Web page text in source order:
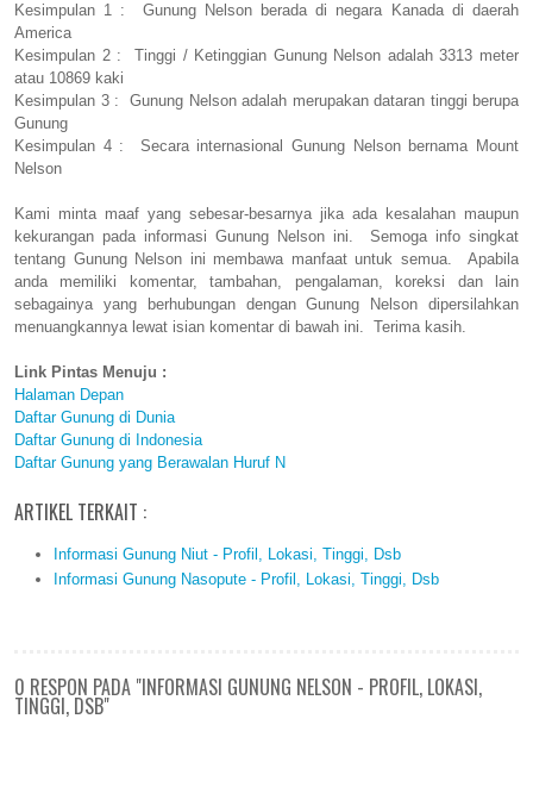
Kesimpulan 1 : Gunung Nelson berada di negara Kanada di daerah
America
Kesimpulan 2 : Tinggi / Ketinggian Gunung Nelson adalah 3313 meter
atau 10869 kaki
Kesimpulan 3 : Gunung Nelson adalah merupakan dataran tinggi berupa
Gunung
Kesimpulan 4 : Secara internasional Gunung Nelson bernama Mount
Nelson
Kami minta maaf yang sebesar-besarnya jika ada kesalahan maupun
kekurangan pada informasi Gunung Nelson ini. Semoga info singkat
tentang Gunung Nelson ini membawa manfaat untuk semua. Apabila
anda memiliki komentar, tambahan, pengalaman, koreksi dan lain
sebagainya yang berhubungan dengan Gunung Nelson dipersilahkan
menuangkannya lewat isian komentar di bawah ini. Terima kasih.
Link Pintas Menuju :
Halaman Depan
Daftar Gunung di Dunia
Daftar Gunung di Indonesia
Daftar Gunung yang Berawalan Huruf N
ARTIKEL TERKAIT :
Informasi Gunung Niut - Profil, Lokasi, Tinggi, Dsb
Informasi Gunung Nasopute - Profil, Lokasi, Tinggi, Dsb
0 RESPON PADA "INFORMASI GUNUNG NELSON - PROFIL, LOKASI,
TINGGI, DSB"